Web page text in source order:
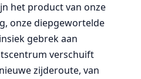
het product van onze
onze diepgewortelde
gebrek aan
verschuift
zijderoute, van